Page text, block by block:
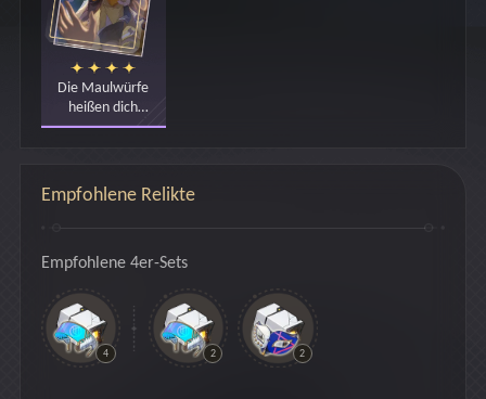
Die Maulwürfe
heißen dich
willkommen
Empfohlene Relikte
Empfohlene 4er-Sets
4 2 2